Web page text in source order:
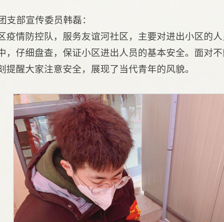
支部宣传委员韩磊：
疫情防控队，服务友谊河社区，主要对进出小区的
，仔细盘查，保证小区进出人员的基本安全。面对
醒大家注意安全，展现了当代青年的风貌。